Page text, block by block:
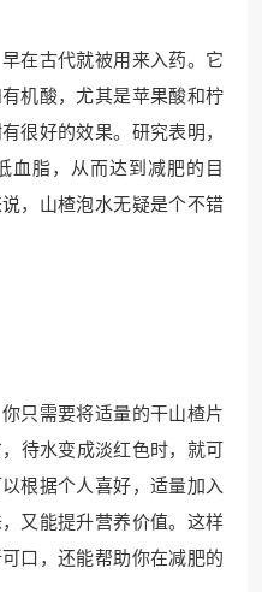
在古代就被用来入药。它
机酸，尤其是苹果酸和柠
很好的效果。研究表明，
血脂，从而达到减肥的目
，山楂泡水无疑是个不错
只需要将适量的干山楂片
待水变成淡红色时，就可
根据个人喜好，适量加入
又能提升营养价值。这样
口，还能帮助你在减肥的